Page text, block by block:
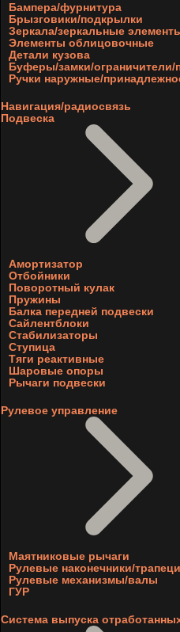
Бампера/фурнитура
Брызговики/подкрылки
Зеркала/зеркальные
Элементы облицовочные
Детали кузова
Буферы/замки/
Ручки наружные/
Навигация/радиосвязь
Подвеска
Амортизатор
Отбойники
Поворотный кулак
Пружины
Балка передней подвески
Сайлентблоки
Стабилизаторы
Ступица
Тяги реактивные
Шаровые опоры
Рычаги подвески
Рулевое управление
Маятниковые рычаги
Рулевые наконечники/
Рулевые механизмы/валы
ГУР
Система выпуска